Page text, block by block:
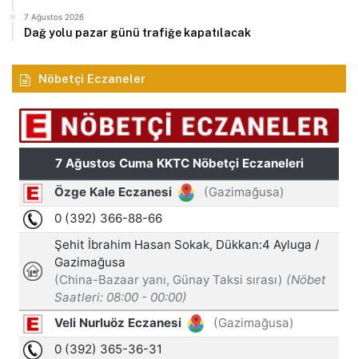
7 Ağustos 2026
Dağ yolu pazar günü trafiğe kapatılacak
Nöbetçi Eczaneler